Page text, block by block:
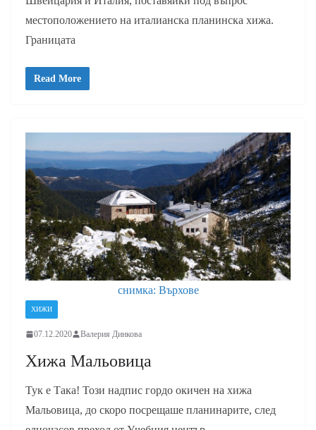
местоположението на италианска планинска хижа.
Границата
Read More
снимка: Върхове
ХИЖИ
07.12.2020 Валерия Динкова
Хижа Мальовица
Тук е Така! Този надпис гордо окичен на хижа
Мальовица, до скоро посрещаше планинарите, след